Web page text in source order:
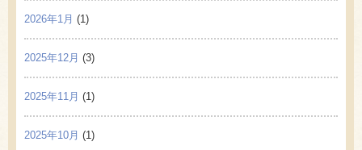
2026年1月 (1)
2025年12月 (3)
2025年11月 (1)
2025年10月 (1)